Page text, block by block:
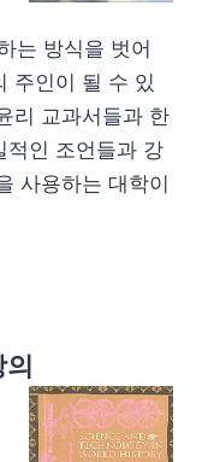
는 방식을 벗어
주인이 될 수 있
리 교과서들과 한
적인 조언들과 강
사용하는 대학이